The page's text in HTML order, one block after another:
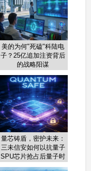
美的为何"死磕"科陆电
子？25亿追加注资背后
的战略阳谋
量芯铸盾，密护未来：
三未信安如何以抗量子
SPU芯片抢占后量子时
代制高点